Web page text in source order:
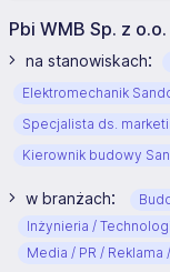
Pbi WMB Sp. z
na stanowiskach:
Elektromechanik
Specjalista ds.
Kierownik budowy
w branżach:
Inżynieria /
Media / PR / Reklama